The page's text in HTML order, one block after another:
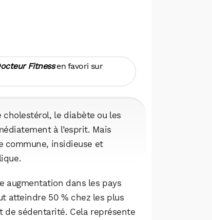
Fitnessen favori sur
cholestérol, le diabète ou les
à l’esprit. Mais
commune, insidieuse et
augmentation dans les pays
atteindre 50 % chez les plus
de sédentarité. Cela représente